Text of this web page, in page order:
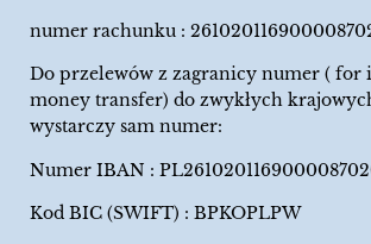
numer rachunku :
Do przelewów z zagranicy numer ( for
money transfer) do zwykłych
wystarczy sam numer:
Numer IBAN :
Kod BIC (SWIFT) : BPKOPLPW